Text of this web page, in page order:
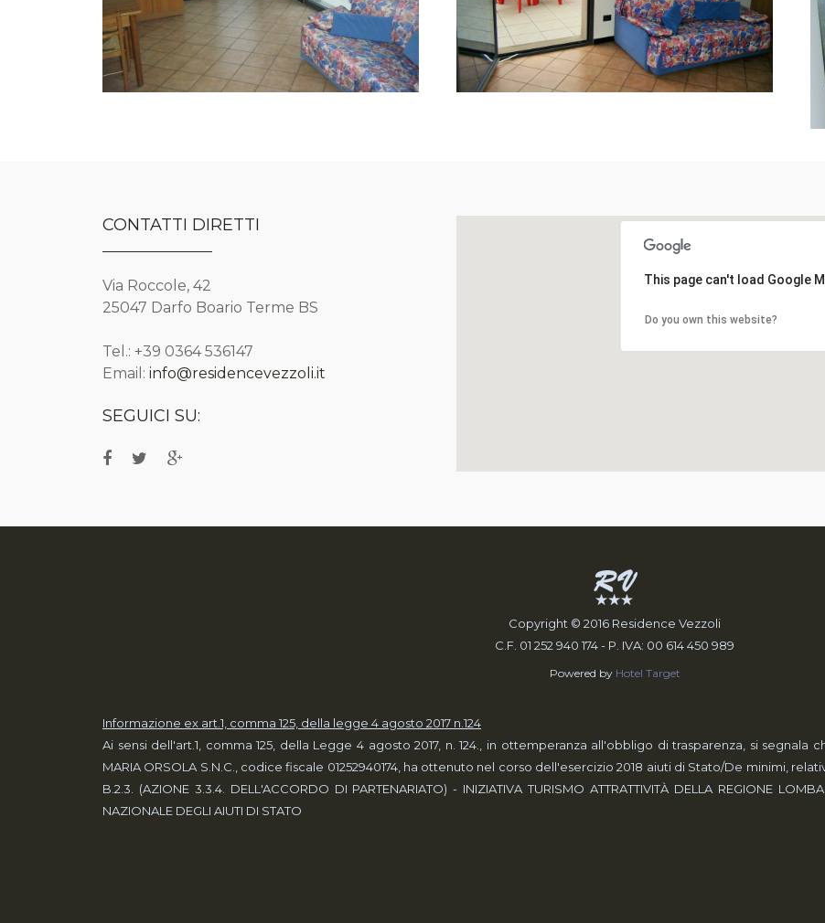
CONTATTI DIRETTI
Via Roccole, 42
25047 Darfo Boario Terme BS
Tel.: +39 0364 536147
Email: info@residencevezzoli.it
SEGUICI SU:
This page can't load Google
Do you own this website?
Copyright © 2016 Residence Vezzoli
C.F. 01 ­252 940 174 - P. IVA: 00 ­614 450 989
Powered by Hotel Target
Informazione ex art.1, comma 125, della legge 4 agosto 2017 n.124
Ai sensi dell'art.1, comma 125, della Legge 4 agosto 2017, n. 124., in ottemperanza all'obbligo di trasparenza, si segnala
MARIA ORSOLA S.N.C., codice fiscale 01252940174, ha ottenuto nel corso dell'esercizio 2018 aiuti di Stato/De minimi,
B.2.3. (AZIONE 3.3.4. DELL'ACCORDO DI PARTENARIATO) - INIZIATIVA TURISMO ATTRATTIVITÀ DELLA REGIONE
NAZIONALE DEGLI AIUTI DI STATO